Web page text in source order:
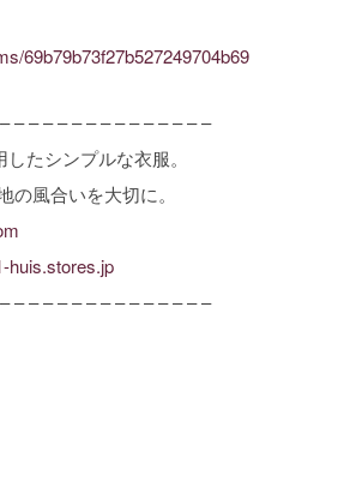
69b79b73f27b527249704b69
– – – – – – – – – – – – – –
たシンプルな衣服。
風合いを大切に。
huis.stores.jp
– – – – – – – – – – – – – –